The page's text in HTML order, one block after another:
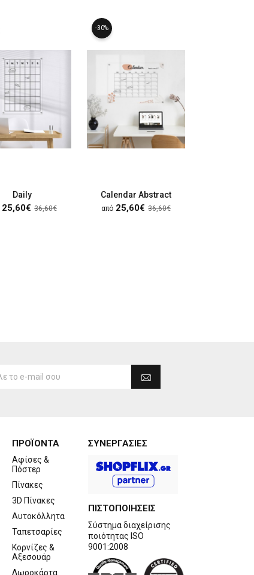
Daily
25,60€ 36,60€
-30%
Calendar Abstract
από 25,60€ 36,60€
ΠΡΟΪΟΝΤΑ
Αφίσες &
Πόστερ
Πίνακες
3D Πίνακες
Αυτοκόλλητα
Ταπετσαρίες
Κορνίζες &
Αξεσουάρ
Δωροκάρτα
ΣΥΝΕΡΓΑΣΙΕΣ
ΠΙΣΤΟΠΟΙΗΣΕΙΣ
Σύστημα διαχείρισης
ποιότητας ISO
9001:2008